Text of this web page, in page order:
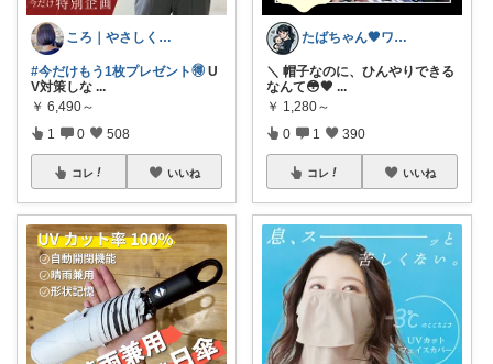
ころ｜やさしく整う暮らしの道具🌿
#今だけもう1枚プレゼント🉐 U
V対策しな ...
￥ 6,490～
1 0 508
コレ いいね
たばちゃん🖤ワンオペママ👶⌇朝コレ
＼ 帽子なのに、ひんやりできる
なんて😳🖤 ...
￥ 1,280～
0 1 390
コレ いいね